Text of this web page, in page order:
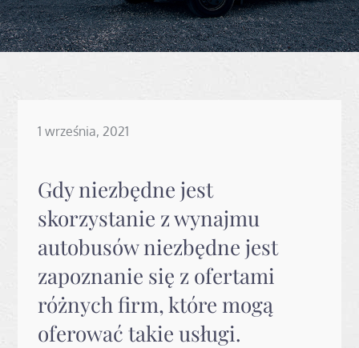
Posted
1 września, 2021
Gdy niezbędne jest
skorzystanie z wynajmu
autobusów niezbędne jest
zapoznanie się z ofertami
różnych firm, które mogą
oferować takie usługi.